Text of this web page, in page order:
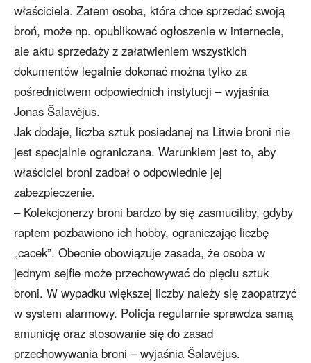
właściciela. Zatem osoba, która chce sprzedać swoją
broń, może np. opublikować ogłoszenie w internecie,
ale aktu sprzedaży z załatwieniem wszystkich
dokumentów legalnie dokonać można tylko za
pośrednictwem odpowiednich instytucji – wyjaśnia
Jonas Šalavėjus.
Jak dodaje, liczba sztuk posiadanej na Litwie broni nie
jest specjalnie ograniczana. Warunkiem jest to, aby
właściciel broni zadbał o odpowiednie jej
zabezpieczenie.
– Kolekcjonerzy broni bardzo by się zasmuciliby, gdyby
raptem pozbawiono ich hobby, ograniczając liczbę
„cacek”. Obecnie obowiązuje zasada, że osoba w
jednym sejfie może przechowywać do pięciu sztuk
broni. W wypadku większej liczby należy się zaopatrzyć
w system alarmowy. Policja regularnie sprawdza samą
amunicję oraz stosowanie się do zasad
przechowywania broni – wyjaśnia Šalavėjus.